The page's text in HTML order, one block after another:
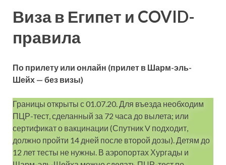
Виза в Египет и COVID-
правила
По прилету или онлайн (прилет в Шарм-эль-
Шейх — без визы)
Границы открыты с 01.07.20. Для въезда необходим
ПЦР-тест, сделанный за 72 часа до вылета; или
сертификат о вакцинации (Спутник V подходит,
должно пройти 14 дней после второй дозы). Детям до
12 лет тесты не нужны. В аэропортах Хургады и